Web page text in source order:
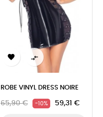
 
ROBE VINYL DRESS NOIRE
65,90 € -10% 59,31 €